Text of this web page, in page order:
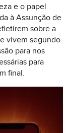
e o papel
à Assunção de
sobre a
vivem segundo
para nos
para
final.